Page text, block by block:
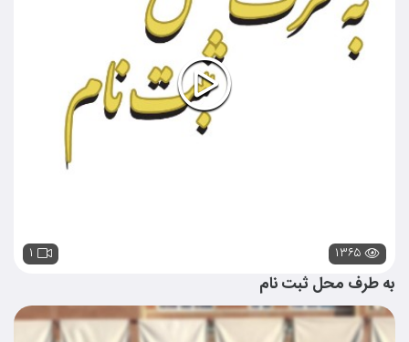
۱۳۶۵ ۱
به طرف محل ثبت نام